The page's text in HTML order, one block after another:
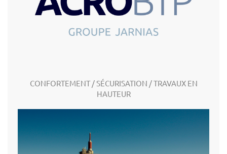
CONFORTEMENT / SÉCURISATION / TRAVAUX EN
HAUTEUR